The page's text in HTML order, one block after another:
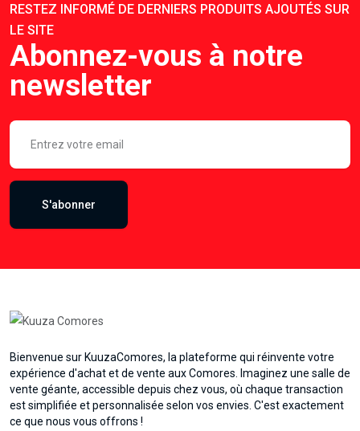
RESTEZ INFORMÉ DE DERNIERS PRODUITS AJOUTÉS SUR
LE SITE
Abonnez-vous à notre
newsletter
S'abonner
Bienvenue sur KuuzaComores, la plateforme qui réinvente votre
expérience d'achat et de vente aux Comores. Imaginez une salle de
vente géante, accessible depuis chez vous, où chaque transaction
est simplifiée et personnalisée selon vos envies. C'est exactement
ce que nous vous offrons !